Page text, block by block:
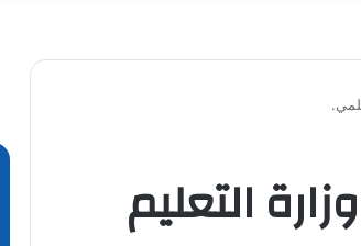
التعليم